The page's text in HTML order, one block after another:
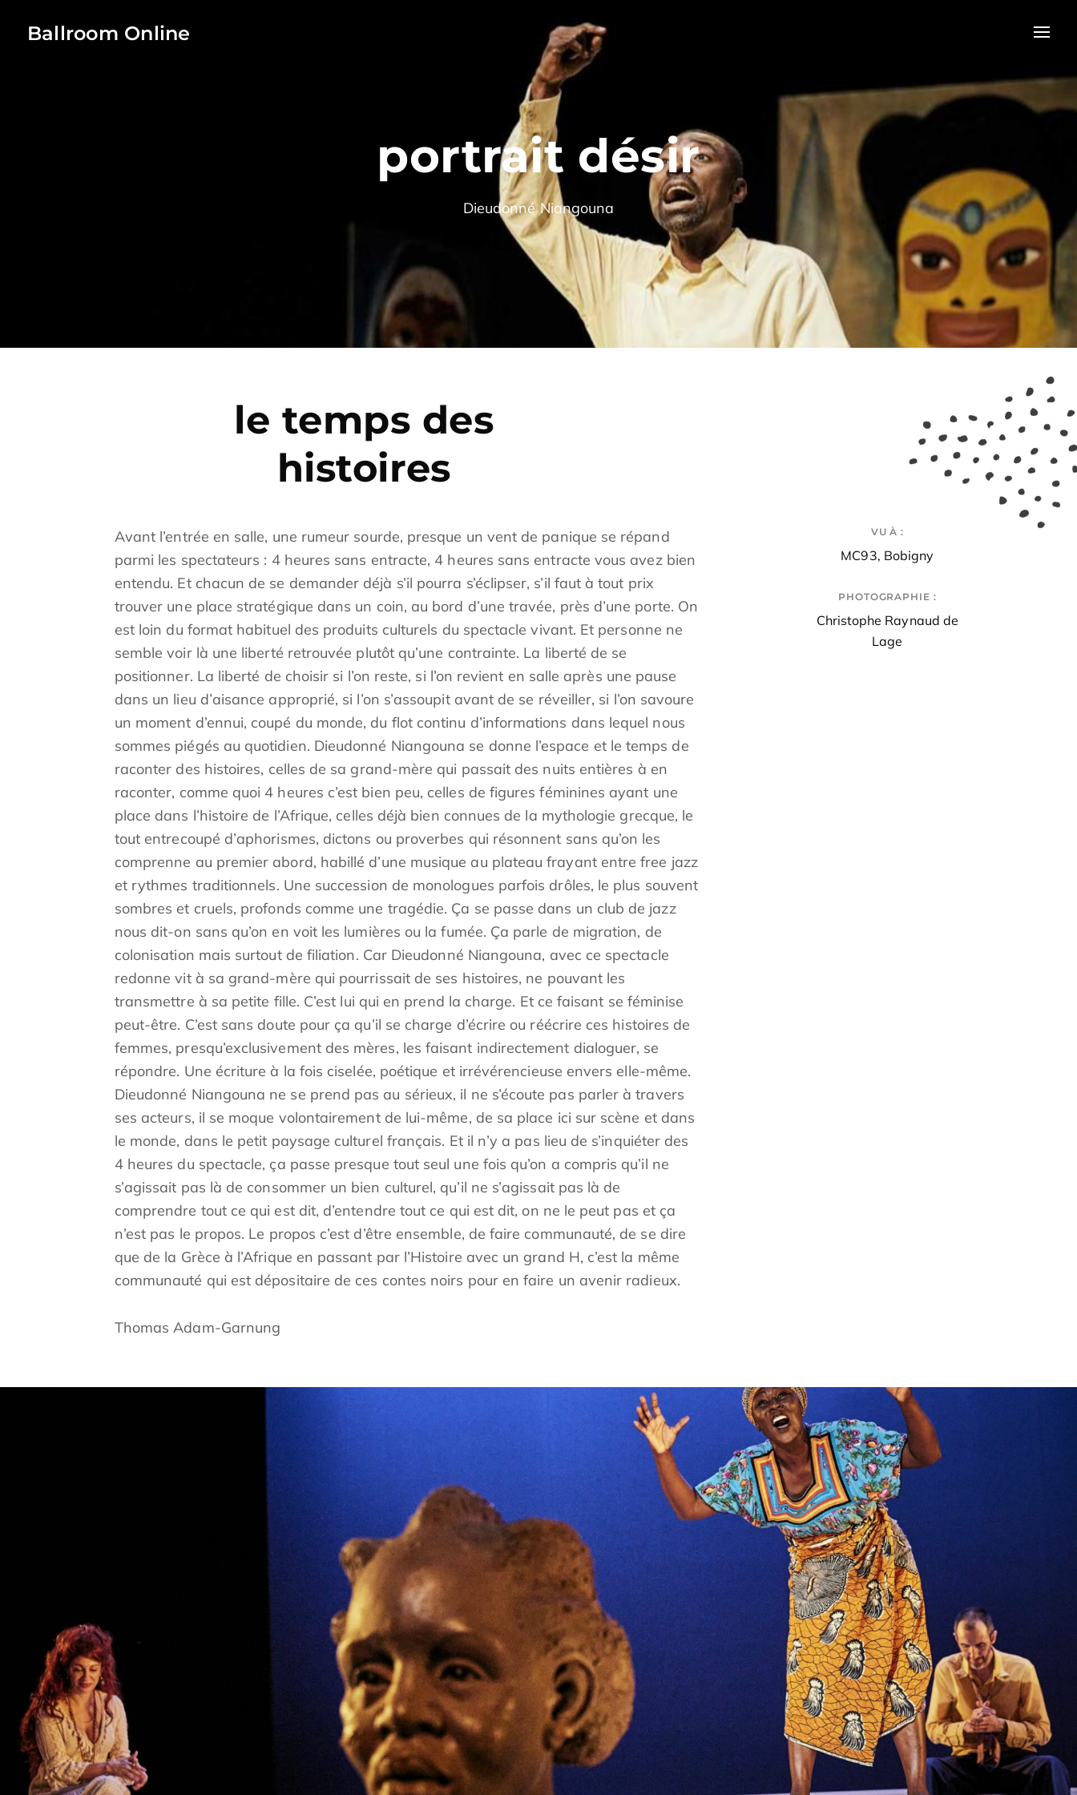
Ballroom Online
portrait désir
Dieudonné Niangouna
le temps des
histoires
Avant l’entrée en salle, une rumeur sourde, presque un vent de panique se répand
parmi les spectateurs : 4 heures sans entracte, 4 heures sans entracte vous avez bien
entendu. Et chacun de se demander déjà s’il pourra s’éclipser, s’il faut à tout prix
trouver une place stratégique dans un coin, au bord d’une travée, près d’une porte. On
est loin du format habituel des produits culturels du spectacle vivant. Et personne ne
semble voir là une liberté retrouvée plutôt qu’une contrainte. La liberté de se
positionner. La liberté de choisir si l’on reste, si l’on revient en salle après une pause
dans un lieu d’aisance approprié, si l’on s’assoupit avant de se réveiller, si l’on savoure
un moment d’ennui, coupé du monde, du flot continu d’informations dans lequel nous
sommes piégés au quotidien. Dieudonné Niangouna se donne l’espace et le temps de
raconter des histoires, celles de sa grand-mère qui passait des nuits entières à en
raconter, comme quoi 4 heures c’est bien peu, celles de figures féminines ayant une
place dans l’histoire de l’Afrique, celles déjà bien connues de la mythologie grecque, le
tout entrecoupé d’aphorismes, dictons ou proverbes qui résonnent sans qu’on les
comprenne au premier abord, habillé d’une musique au plateau frayant entre free jazz
et rythmes traditionnels. Une succession de monologues parfois drôles, le plus souvent
sombres et cruels, profonds comme une tragédie. Ça se passe dans un club de jazz
nous dit-on sans qu’on en voit les lumières ou la fumée. Ça parle de migration, de
colonisation mais surtout de filiation. Car Dieudonné Niangouna, avec ce spectacle
redonne vit à sa grand-mère qui pourrissait de ses histoires, ne pouvant les
transmettre à sa petite fille. C’est lui qui en prend la charge. Et ce faisant se féminise
peut-être. C’est sans doute pour ça qu’il se charge d’écrire ou réécrire ces histoires de
femmes, presqu’exclusivement des mères, les faisant indirectement dialoguer, se
répondre. Une écriture à la fois ciselée, poétique et irrévérencieuse envers elle-même.
Dieudonné Niangouna ne se prend pas au sérieux, il ne s’écoute pas parler à travers
ses acteurs, il se moque volontairement de lui-même, de sa place ici sur scène et dans
le monde, dans le petit paysage culturel français. Et il n’y a pas lieu de s’inquiéter des
4 heures du spectacle, ça passe presque tout seul une fois qu’on a compris qu’il ne
s’agissait pas là de consommer un bien culturel, qu’il ne s’agissait pas là de
comprendre tout ce qui est dit, d’entendre tout ce qui est dit, on ne le peut pas et ça
n’est pas le propos. Le propos c’est d’être ensemble, de faire communauté, de se dire
que de la Grèce à l’Afrique en passant par l’Histoire avec un grand H, c’est la même
communauté qui est dépositaire de ces contes noirs pour en faire un avenir radieux.
Thomas Adam-Garnung
VU À :
MC93, Bobigny
PHOTOGRAPHIE :
Christophe Raynaud de
Lage